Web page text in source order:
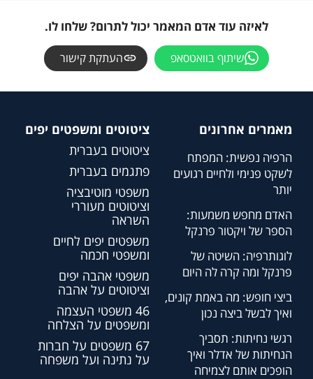
לאיזה עוד אדם המאמר יכול לתרום? שלחו לו.
שיתוף בוואטסאפ העתקת קישור
מאמרים אחרונים
הרפיה נפשית: המפתח
לשקט פנימי ולחיים רגועים
יותר
האדם מחפש משמעות:
הספר של ויקטור פרנקל
לוגותרפיה: השיטה של
פרנקל ומה קרה לה היום
ביצי חופש: מה באמת קונים,
ואיך לבשל ביצה נכון
רגשי נחיתות: תסביך
הנחיתות של אדלר ואיך
הופכים אותם לצמיחה
ציטוטים ומשפטים יפים
ציטוטים בעברית
פתגמים בעברית
משפטי מוטיבציה
וציטוטים מעוררי
השראה
משפטים יפים לחיים
ומשפטי חכמה
משפטי אהבה יפים
וציטוטים על אהבה
46 משפטי העצמה
ומשפטים על הצלחה
67 משפטים על חברות
על נתינה ועל משפחה